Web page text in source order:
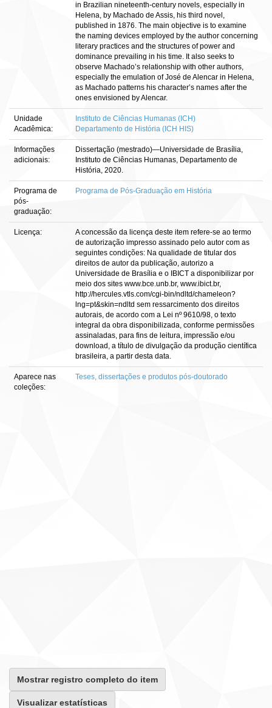
in Brazilian nineteenth-century novels, especially in
Helena, by Machado de Assis, his third novel,
published in 1876. The main objective is to examine
the naming devices employed by the author concerning
literary practices and the structures of power and
dominance prevailing in his time. It also seeks to
observe Machado’s relationship with other authors,
especially the emulation of José de Alencar in Helena,
as Machado patterns his character’s names after the
ones envisioned by Alencar.
Unidade
Acadêmica:
Instituto de Ciências Humanas (ICH)
Departamento de História (ICH HIS)
Informações
adicionais:
Dissertação (mestrado)—Universidade de Brasília,
Instituto de Ciências Humanas, Departamento de
História, 2020.
Programa de
pós-
graduação:
Programa de Pós-Graduação em História
Licença:
A concessão da licença deste item refere-se ao termo
de autorização impresso assinado pelo autor com as
seguintes condições: Na qualidade de titular dos
direitos de autor da publicação, autorizo a
Universidade de Brasília e o IBICT a disponibilizar por
meio dos sites www.bce.unb.br, www.ibict.br,
http://hercules.vtls.com/cgi-bin/ndltd/chameleon?
lng=pt&skin=ndltd sem ressarcimento dos direitos
autorais, de acordo com a Lei nº 9610/98, o texto
integral da obra disponibilizada, conforme permissões
assinaladas, para fins de leitura, impressão e/ou
download, a título de divulgação da produção científica
brasileira, a partir desta data.
Aparece nas
coleções:
Teses, dissertações e produtos pós-doutorado
Mostrar registro completo do item
Visualizar estatísticas